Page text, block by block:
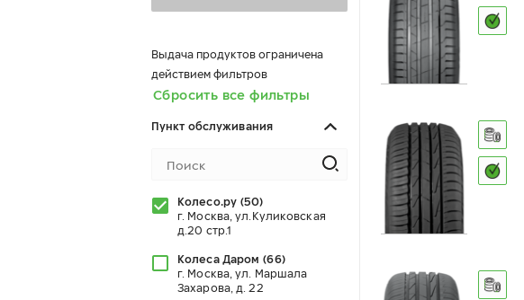
Выдача продуктов ограничена
действием фильтров
Сбросить все фильтры
Пункт обслуживания
Колесо.ру (50)
г. Москва, ул.Куликовская
д.20 стр.1
Колеса Даром (66)
г. Москва, ул. Маршала
Захарова, д. 22